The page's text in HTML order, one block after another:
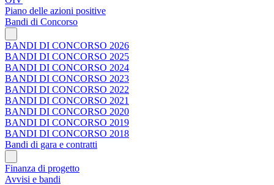
Piano delle azioni positive
Bandi di Concorso
BANDI DI CONCORSO 2026
BANDI DI CONCORSO 2025
BANDI DI CONCORSO 2024
BANDI DI CONCORSO 2023
BANDI DI CONCORSO 2022
BANDI DI CONCORSO 2021
BANDI DI CONCORSO 2020
BANDI DI CONCORSO 2019
BANDI DI CONCORSO 2018
Bandi di gara e contratti
Finanza di progetto
Avvisi e bandi